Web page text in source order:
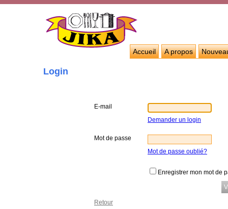
Accueil A propos
Login
E-mail
Demander un login
Mot de passe
Mot de passe oublié?
Enregistrer mon mot de
Retour